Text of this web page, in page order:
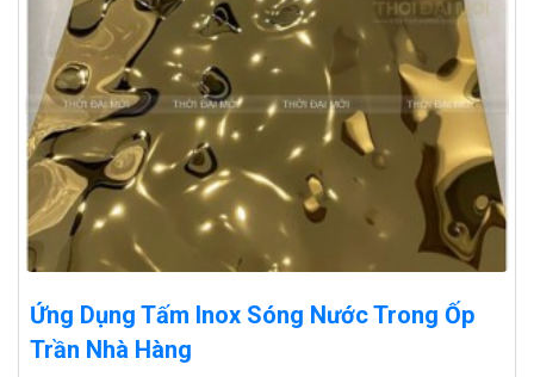
Ứng Dụng Tấm Inox Sóng Nước Trong Ốp
Trần Nhà Hàng